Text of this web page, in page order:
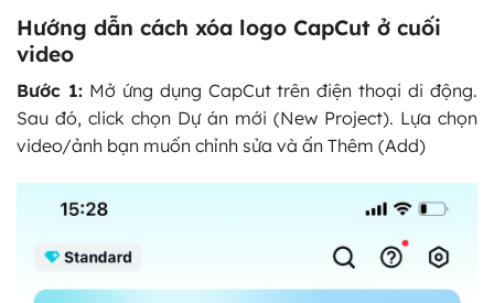
Hướng dẫn cách xóa logo CapCut ở cuối
video
Bước 1:Mở ứng dụng CapCut trên điện thoại di động.
Sau đó, click chọn Dự án mới (New Project). Lựa chọn
video/ảnh bạn muốn chỉnh sửa và ấn Thêm (Add)